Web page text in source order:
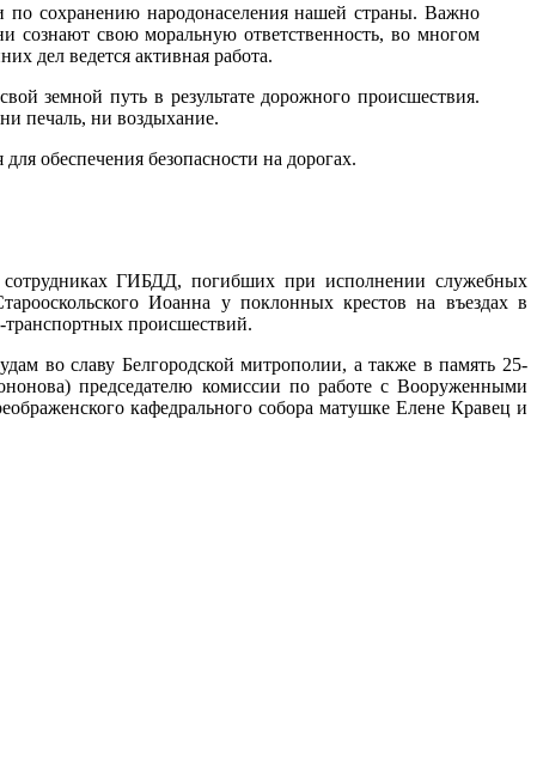
по сохранению народонаселения нашей страны. Важно
сознают свою моральную ответственность, во многом
дел ведется активная работа.
земной путь в результате дорожного происшествия.
печаль, ни воздыхание.
обеспечения безопасности на дорогах.
ГИБДД, погибших при исполнении служебных
Иоанна у поклонных крестов на въездах в
происшествий.
во славу Белгородской митрополии, а также в память 25-
председателю комиссии по работе с Вооруженными
кафедрального собора матушке Елене Кравец и